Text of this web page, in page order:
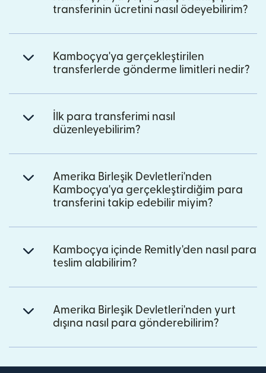
transferinin ücretini nasıl ödeyebilirim?
Kamboçya'ya gerçekleştirilen
transferlerde gönderme limitleri nedir?
İlk para transferimi nasıl
düzenleyebilirim?
Amerika Birleşik Devletleri'nden
Kamboçya'ya gerçekleştirdiğim para
transferini takip edebilir miyim?
Kamboçya içinde Remitly'den nasıl para
teslim alabilirim?
Amerika Birleşik Devletleri'nden yurt
dışına nasıl para gönderebilirim?